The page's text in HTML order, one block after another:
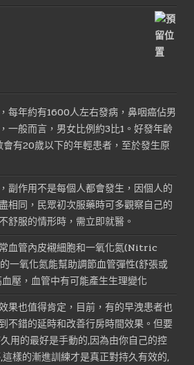
。
每年約有1600人左右發病，鼻咽癌佔男
一般而言，男女比例約3比1。好發年齡
有20歲以下的年輕患者，至於發生原
副作用不是每個人都會發生，因個人的
相同，民眾初次服藥時可多觀察自己的
舒服的情形時，需立即就醫。
血管內皮襯細胞和一氧化氮(Nitric
一氧化氮能幫助調節血管彈性(舒張或
壓，血管中有可能產生生理變化
果也值得肯定，目前，有的早洩患者也
不錯的延時和改善行房時間效果。但要
用的最好是手動的,因為由你自己的控
樣的漸進訓練才是真正對持久有效的,